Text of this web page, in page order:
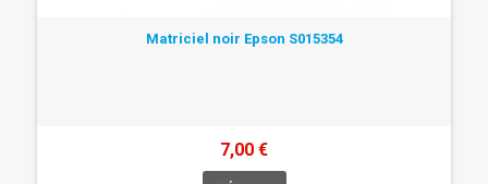
Matriciel noir Epson S015354
7,00 €